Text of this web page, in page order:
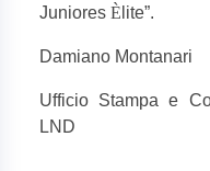
Juniores È lite”.
Damiano Montanari
Ufficio Stampa e
LND